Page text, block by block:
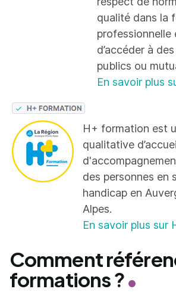
qualité dans la
professionnelle
d’accéder à
publics ou
En savoir plus
H+ formation est
qualitative
des personnes en
handicap en
Alpes.
En savoir plus sur
Comment
formations ?